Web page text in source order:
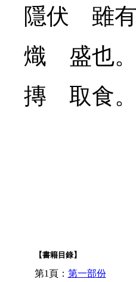
隱伏 雖
熾 盛也。
摶 取食。
【書籍目錄】
第1頁： 第一部份